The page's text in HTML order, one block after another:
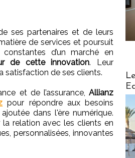
ses partenaires et de leurs
de services et poursuit
d’un marché en
de cette innovation. Leur
satisfaction de ses clients.
et de l’assurance, Allianz
pour répondre aux besoins
dans l'ère numérique.
relation avec les clients en
personnalisées, innovantes